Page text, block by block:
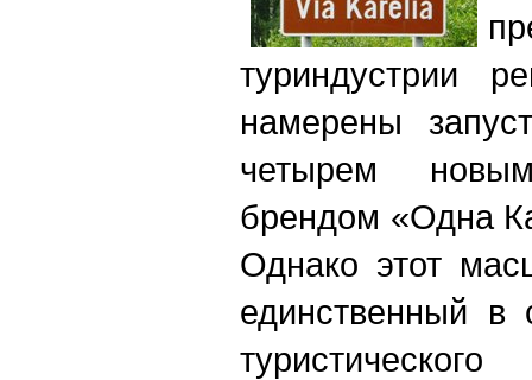
туриндустрии
намерены
четырем
брендом «Одна
Однако этот
единственный в
туристического